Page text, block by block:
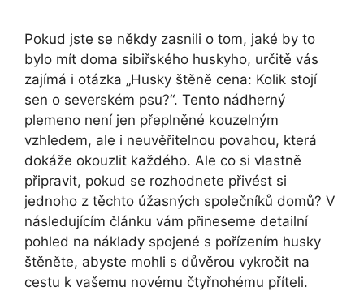
Pokud jste se někdy zasnili o tom, jaké by to
bylo mít doma sibiřského huskyho, určitě vás
zajímá i otázka „Husky štěně cena: Kolik stojí
sen o severském psu?“. Tento nádherný
plemeno není jen přeplněné kouzelným
vzhledem, ale i neuvěřitelnou povahou, která
dokáže okouzlit každého. Ale co si vlastně
připravit, pokud se rozhodnete přivést si
jednoho z těchto úžasných společníků domů? V
následujícím článku vám přineseme detailní
pohled na náklady spojené s pořízením husky
štěněte, abyste mohli s důvěrou vykročit na
cestu k vašemu novému čtyřnohému příteli.